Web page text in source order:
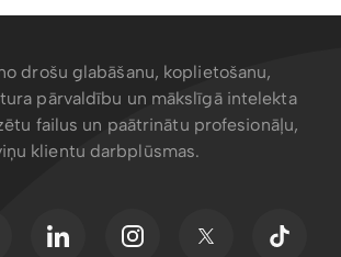
drošu glabāšanu, koplietošanu,
pārvaldību un mākslīgā intelekta
failus un paātrinātu profesionāļu,
klientu darbplūsmas.